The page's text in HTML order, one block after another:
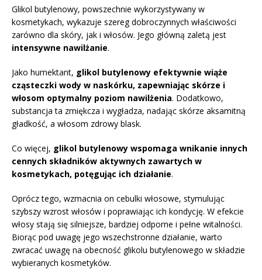
Glikol butylenowy, powszechnie wykorzystywany w
kosmetykach, wykazuje szereg dobroczynnych właściwości
zarówno dla skóry, jak i włosów. Jego główną zaletą jest
intensywne nawilżanie.
Jako humektant, glikol butylenowy efektywnie wiąże
cząsteczki wody w naskórku, zapewniając skórze i
włosom optymalny poziom nawilżenia. Dodatkowo,
substancja ta zmiękcza i wygładza, nadając skórze aksamitną
gładkość, a włosom zdrowy blask.
Co więcej, glikol butylenowy wspomaga wnikanie innych
cennych składników aktywnych zawartych w
kosmetykach, potęgując ich działanie.
Oprócz tego, wzmacnia on cebulki włosowe, stymulując
szybszy wzrost włosów i poprawiając ich kondycję. W efekcie
włosy stają się silniejsze, bardziej odporne i pełne witalności.
Biorąc pod uwagę jego wszechstronne działanie, warto
zwracać uwagę na obecność glikolu butylenowego w składzie
wybieranych kosmetyków.